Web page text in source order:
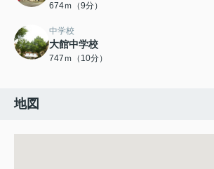
674ｍ（9分）
中学校
大館中学校
747ｍ（10分）
地図